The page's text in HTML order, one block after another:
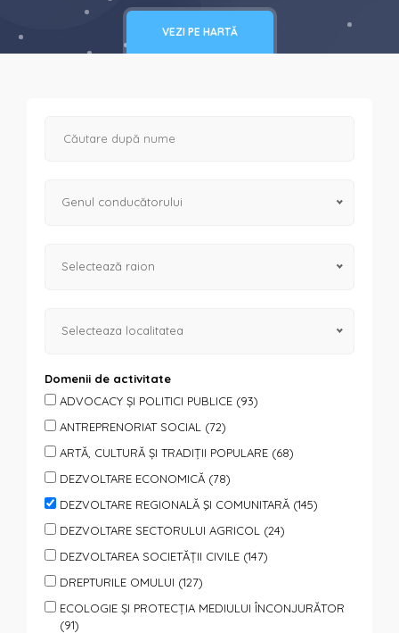
VEZI PE HARTĂ
Genul conducătorului
Selectează raion
Selecteaza localitatea
Domenii de activitate
ADVOCACY ȘI POLITICI PUBLICE (93)
ANTREPRENORIAT SOCIAL (72)
ARTĂ, CULTURĂ ȘI TRADIȚII POPULARE (68)
DEZVOLTARE ECONOMICĂ (78)
DEZVOLTARE REGIONALĂ ŞI COMUNITARĂ (145)
DEZVOLTARE SECTORULUI AGRICOL (24)
DEZVOLTAREA SOCIETĂȚII CIVILE (147)
DREPTURILE OMULUI (127)
ECOLOGIE ȘI PROTECȚIA MEDIULUI ÎNCONJURĂTOR
(91)